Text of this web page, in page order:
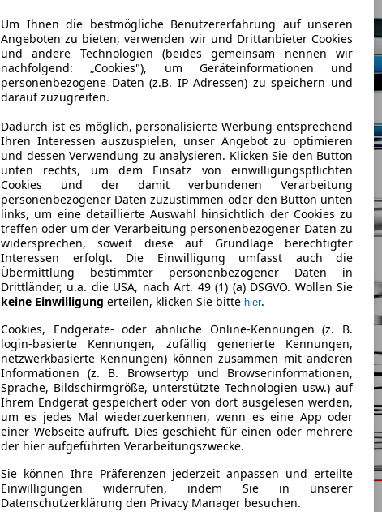
Um Ihnen die bestmögliche Benutzererfahrung auf unseren
Angeboten zu bieten, verwenden wir und Drittanbieter Cookies
und andere Technologien (beides gemeinsam nennen wir
nachfolgend: „Cookies"), um Geräteinformationen und
personenbezogene Daten (z.B. IP Adressen) zu speichern und
darauf zuzugreifen.
Dadurch ist es möglich, personalisierte Werbung entsprechend
Ihren Interessen auszuspielen, unser Angebot zu optimieren
und dessen Verwendung zu analysieren. Klicken Sie den Button
unten rechts, um dem Einsatz von einwilligungspflichten
Cookies und der damit verbundenen Verarbeitung
personenbezogener Daten zuzustimmen oder den Button unten
links, um eine detaillierte Auswahl hinsichtlich der Cookies zu
treffen oder um der Verarbeitung personenbezogener Daten zu
widersprechen, soweit diese auf Grundlage berechtigter
Interessen erfolgt. Die Einwilligung umfasst auch die
Übermittlung bestimmter personenbezogener Daten in
Drittländer, u.a. die USA, nach Art. 49 (1) (a) DSGVO. Wollen Sie
keine Einwilligung erteilen, klicken Sie bitte hier.
Cookies, Endgeräte- oder ähnliche Online-Kennungen (z. B.
login-basierte Kennungen, zufällig generierte Kennungen,
netzwerkbasierte Kennungen) können zusammen mit anderen
Informationen (z. B. Browsertyp und Browserinformationen,
Sprache, Bildschirmgröße, unterstützte Technologien usw.) auf
Ihrem Endgerät gespeichert oder von dort ausgelesen werden,
um es jedes Mal wiederzuerkennen, wenn es eine App oder
einer Webseite aufruft. Dies geschieht für einen oder mehrere
der hier aufgeführten Verarbeitungszwecke.
Sie können Ihre Präferenzen jederzeit anpassen und erteilte
Einwilligungen widerrufen, indem Sie in unserer
Datenschutzerklärung den Privacy Manager besuchen.